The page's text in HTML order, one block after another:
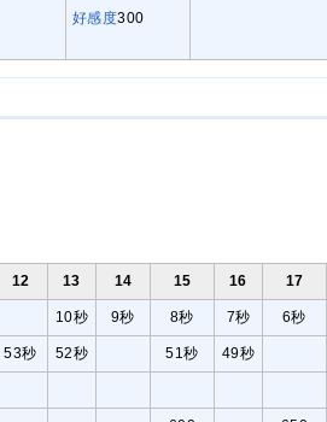
好感度300
12 13 14 15 16 17
10秒 9秒 8秒 7秒 6秒
53秒 52秒 51秒 49秒